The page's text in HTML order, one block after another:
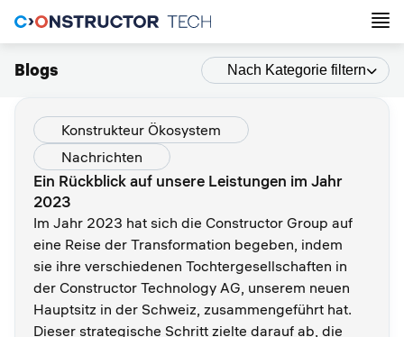
Blogs Nach Kategorie filtern
Konstrukteur Ökosystem
Nachrichten
Ein Rückblick auf unsere Leistungen im Jahr
2023
Im Jahr 2023 hat sich die Constructor Group auf
eine Reise der Transformation begeben, indem
sie ihre verschiedenen Tochtergesellschaften in
der Constructor Technology AG, unserem neuen
Hauptsitz in der Schweiz, zusammengeführt hat.
Dieser strategische Schritt zielte darauf ab, die